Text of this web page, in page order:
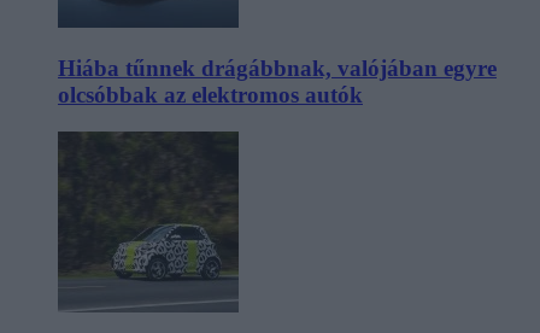
Hiába tűnnek drágábbnak, valójában egyre
olcsóbbak az elektromos autók